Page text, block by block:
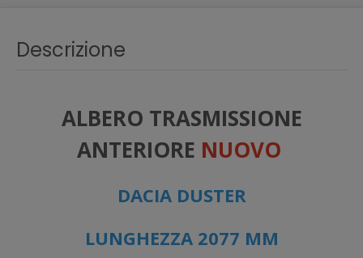
Descrizione
ALBERO TRASMISSIONE
ANTERIORE NUOVO
DACIA DUSTER
LUNGHEZZA 2077 MM